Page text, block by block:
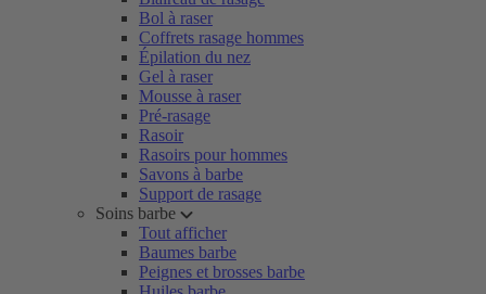
Bol à raser
Coffrets rasage hommes
Épilation du nez
Gel à raser
Mousse à raser
Pré-rasage
Rasoir
Rasoirs pour hommes
Savons à barbe
Support de rasage
Soins barbe
Tout afficher
Baumes barbe
Peignes et brosses barbe